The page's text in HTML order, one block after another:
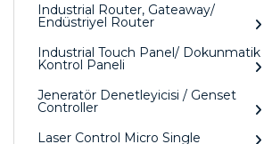
Industrial Router, Gateaway/
Endüstriyel Router
Industrial Touch Panel/ Dokunmatik
Kontrol Paneli
Jeneratör Denetleyicisi / Genset
Controller
Laser Control Micro Single